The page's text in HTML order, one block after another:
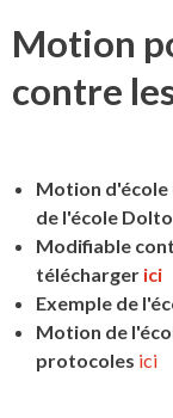
Motion
contre
Motion
de l'école
Modifiable
télécharger ici
Exemple de
Motion de
protocoles ici